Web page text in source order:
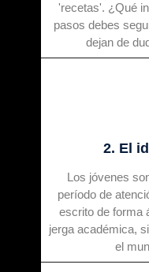
'recetas'. ¿Qué
pasos debes
dejan de
2. El
Los jóvenes
período de
escrito de forma
jerga académica,
el